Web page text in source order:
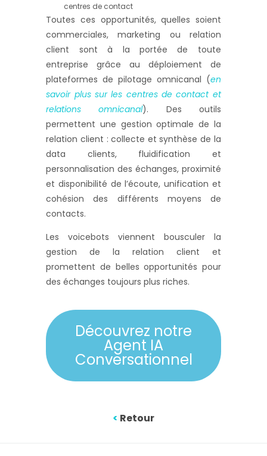
centres de contact
Toutes ces opportunités, quelles soient
commerciales, marketing ou relation
client sont à la portée de toute
entreprise grâce au déploiement de
plateformes de pilotage omnicanal (en
savoir plus sur les centres de contact et
relations omnicanal). Des outils
permettent une gestion optimale de la
relation client : collecte et synthèse de la
data clients, fluidification et
personnalisation des échanges, proximité
et disponibilité de l’écoute, unification et
cohésion des différents moyens de
contacts.
Les voicebots viennent bousculer la
gestion de la relation client et
promettent de belles opportunités pour
des échanges toujours plus riches.
Découvrez notre
Agent IA
Conversationnel
< Retour